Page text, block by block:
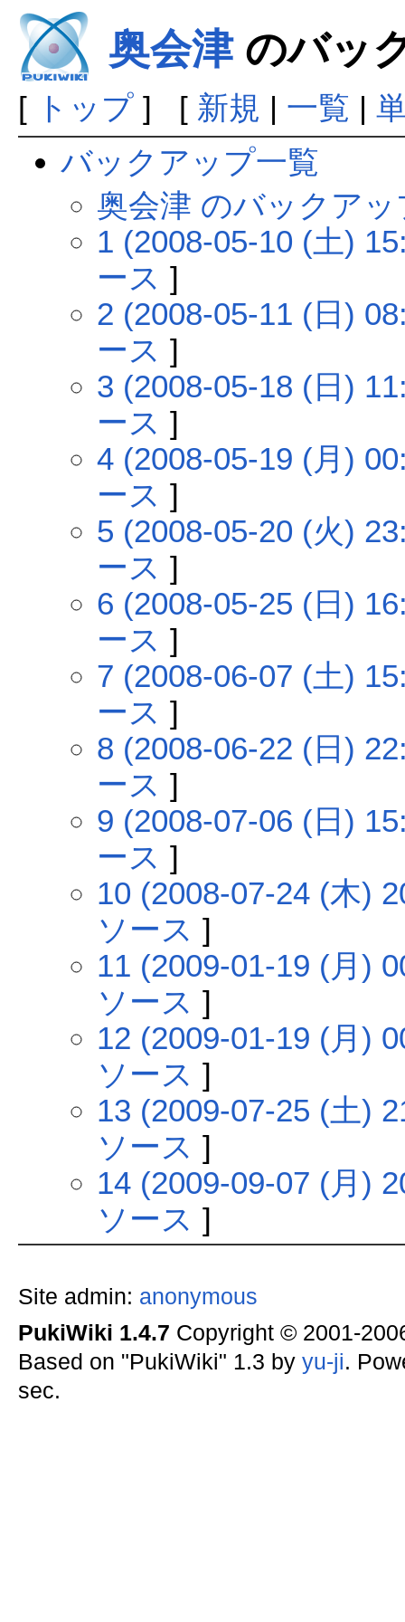
奥会津のバッ
[ トップ] [ 新規 | 一覧 |
バックアップ一覧
奥会津 のバックア
1 (2008-05-10 (土)
ース ]
2 (2008-05-11 (日)
ース ]
3 (2008-05-18 (日)
ース ]
4 (2008-05-19 (月)
ース ]
5 (2008-05-20 (火)
ース ]
6 (2008-05-25 (日)
ース ]
7 (2008-06-07 (土)
ース ]
8 (2008-06-22 (日)
ース ]
9 (2008-07-06 (日)
ース ]
10 (2008-07-24 (木)
ソース ]
11 (2009-01-19 (月)
ソース ]
12 (2009-01-19 (月)
ソース ]
13 (2009-07-25 (土)
ソース ]
14 (2009-09-07 (月)
ソース ]
Site admin: anonymous
PukiWiki 1.4.7 Copyright © 2001-
Based on "PukiWiki" 1.3 by yu-ji.
sec.